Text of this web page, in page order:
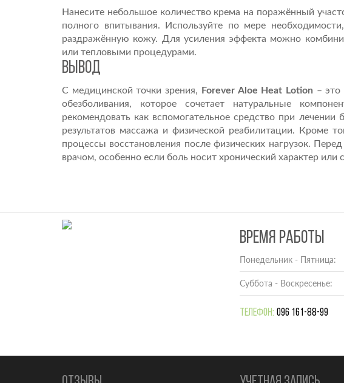
Нанесите небольшое количество крема на поражённый
полного впитывания. Используйте по мере
раздражённую кожу. Для усиления эффекта можно
или тепловыми процедурами.
Вывод
С медицинской точки зрения, Forever Aloe Heat Lotion – это
обезболивания, которое сочетает натуральные
рекомендовать как вспомогательное средство при
результатов массажа и физической реабилитации. Кроме
процессы восстановления после физических нагрузок.
врачом, особенно если боль носит хронический характер или
ВРЕМЯ РАБОТЫ
Понедельник - Пятница:
Суббота - Воскресенье:
Телефон: 096 161-88-99